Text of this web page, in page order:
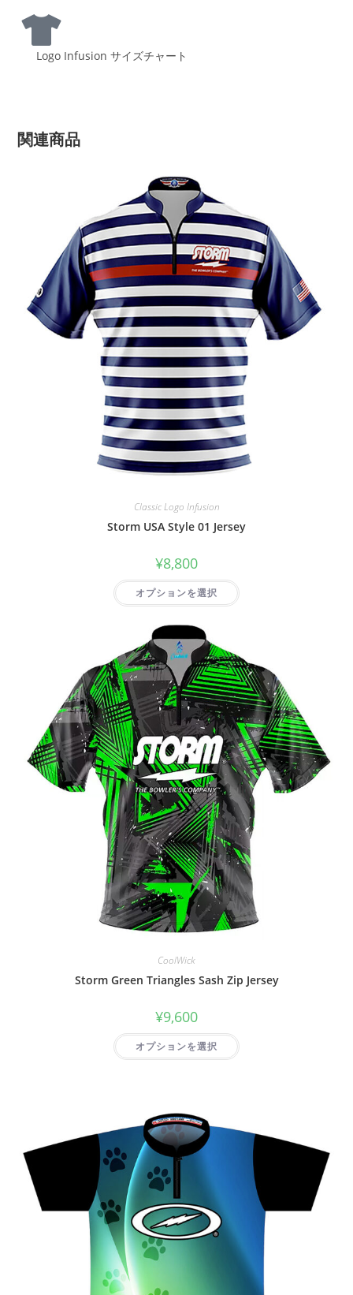
Logo Infusion サイズチャート
関連商品
Classic Logo Infusion
Storm USA Style 01 Jersey
¥8,800
オプションを選択
CoolWick
Storm Green Triangles Sash Zip Jersey
¥9,600
オプションを選択